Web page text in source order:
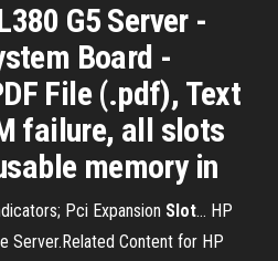
G5 Server -
Board -
File (.pdf), Text
failure, all slots
memory in
Pci Expansion Slot… HP
Server.Related Content for HP